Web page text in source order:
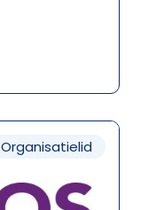
Organisatielid